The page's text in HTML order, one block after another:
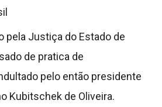
pela Justiça do Estado de
de pratica de
pelo então presidente
Kubitschek de Oliveira.